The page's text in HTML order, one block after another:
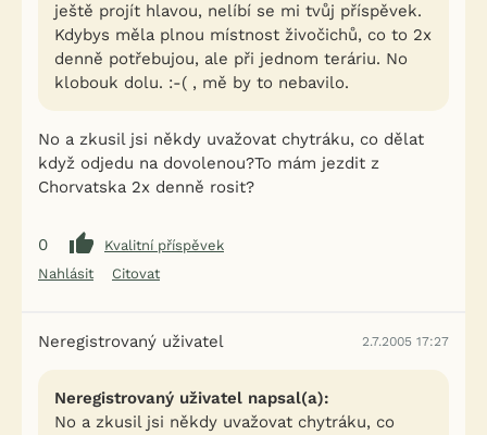
ještě projít hlavou, nelíbí se mi tvůj příspěvek.
Kdybys měla plnou místnost živočichů, co to 2x
denně potřebujou, ale při jednom teráriu. No
klobouk dolu. :-( , mě by to nebavilo.
No a zkusil jsi někdy uvažovat chytráku, co dělat
když odjedu na dovolenou?To mám jezdit z
Chorvatska 2x denně rosit?
0
Kvalitní příspěvek
Nahlásit
Citovat
Neregistrovaný uživatel 2.7.2005 17:27
Neregistrovaný uživatel napsal(a):
No a zkusil jsi někdy uvažovat chytráku, co